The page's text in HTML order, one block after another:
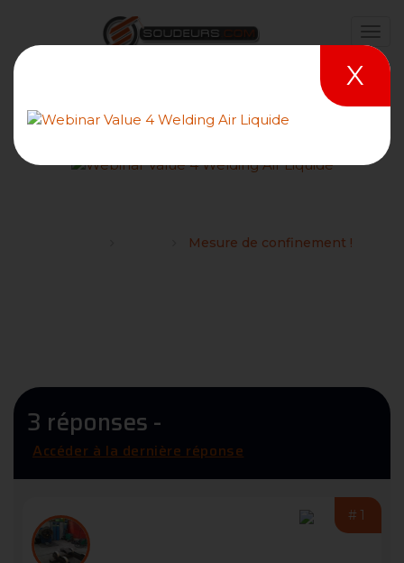
Mesure de confinement !
3 réponses -
Accéder à la dernière réponse
#1
X